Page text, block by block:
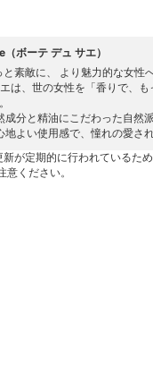
ボーテ デュ サエ）
素敵に、 より魅力的な女性へ
は、世の女性を「香りで、
成分と精油にこだわった自然
地よい使用感で、憧れの愛さ
が定期的に行われているた
意ください。